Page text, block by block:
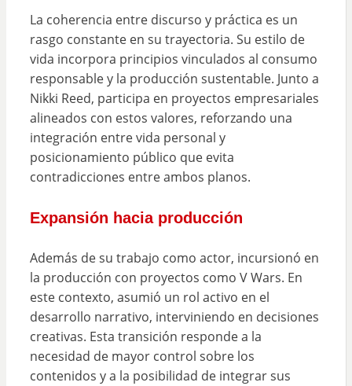
La coherencia entre discurso y práctica es un
rasgo constante en su trayectoria. Su estilo de
vida incorpora principios vinculados al consumo
responsable y la producción sustentable. Junto a
Nikki Reed, participa en proyectos empresariales
alineados con estos valores, reforzando una
integración entre vida personal y
posicionamiento público que evita
contradicciones entre ambos planos.
Expansión hacia producción
Además de su trabajo como actor, incursionó en
la producción con proyectos como V Wars. En
este contexto, asumió un rol activo en el
desarrollo narrativo, interviniendo en decisiones
creativas. Esta transición responde a la
necesidad de mayor control sobre los
contenidos y a la posibilidad de integrar sus